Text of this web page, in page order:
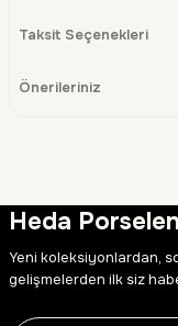
Taksit Seçenekleri
Önerileriniz
Heda
Yeni koleksiyonlardan,
gelişmelerden ilk siz